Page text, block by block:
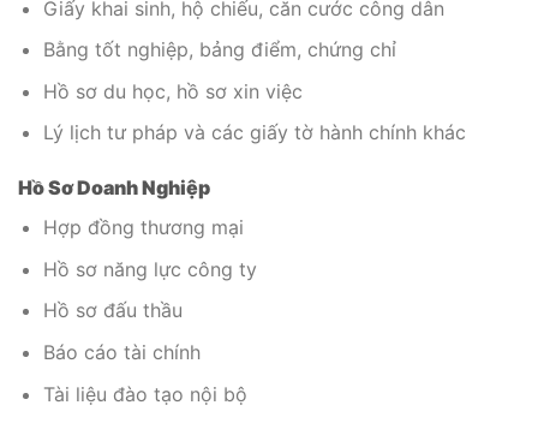
Giấy khai sinh, hộ chiếu, căn cước công dân
Bằng tốt nghiệp, bảng điểm, chứng chỉ
Hồ sơ du học, hồ sơ xin việc
Lý lịch tư pháp và các giấy tờ hành chính khác
Hồ Sơ Doanh Nghiệp
Hợp đồng thương mại
Hồ sơ năng lực công ty
Hồ sơ đấu thầu
Báo cáo tài chính
Tài liệu đào tạo nội bộ